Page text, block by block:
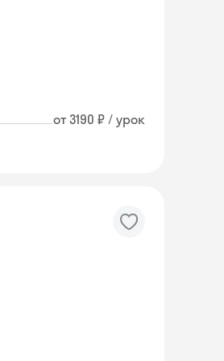
от 3190 ₽ / урок